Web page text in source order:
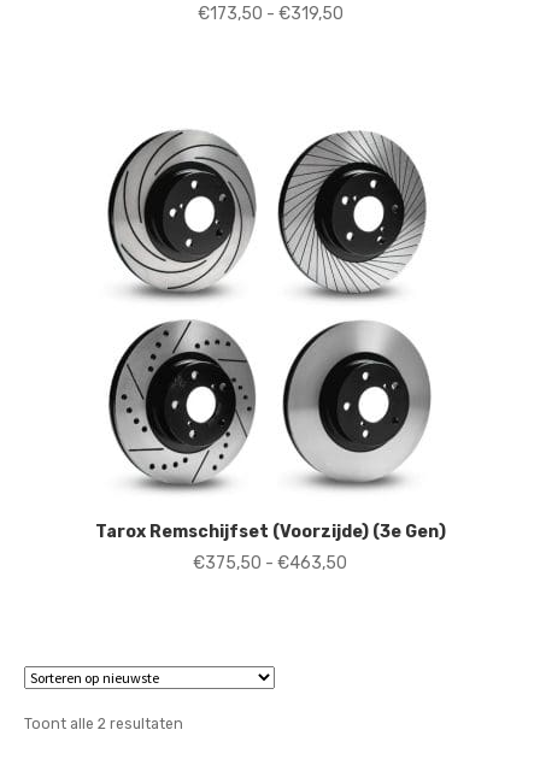
€173,50 - €319,50Prijsklasse:
Tarox Remschijfset (Voorzijde) (3e Gen)
€375,50 - €463,50
Toont alle 2 resultatenGesorteerd